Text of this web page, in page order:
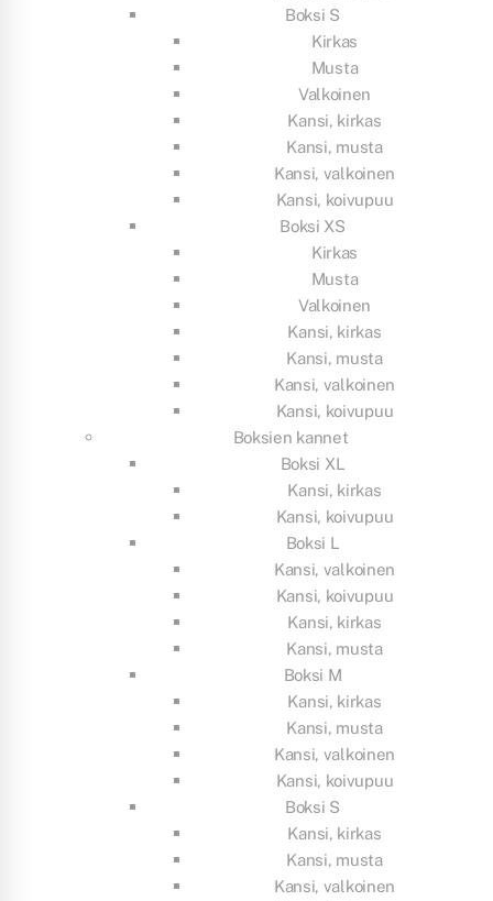
Boksi S
Kirkas
Musta
Valkoinen
Kansi, kirkas
Kansi, musta
Kansi, valkoinen
Kansi, koivupuu
Boksi XS
Kirkas
Musta
Valkoinen
Kansi, kirkas
Kansi, musta
Kansi, valkoinen
Kansi, koivupuu
Boksien kannet
Boksi XL
Kansi, kirkas
Kansi, koivupuu
Boksi L
Kansi, valkoinen
Kansi, koivupuu
Kansi, kirkas
Kansi, musta
Boksi M
Kansi, kirkas
Kansi, musta
Kansi, valkoinen
Kansi, koivupuu
Boksi S
Kansi, kirkas
Kansi, musta
Kansi, valkoinen